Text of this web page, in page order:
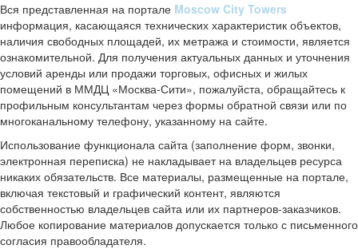
Вся представленная на портале Moscow City Towers
информация, касающаяся технических характеристик объектов,
наличия свободных площадей, их метража и стоимости, является
ознакомительной. Для получения актуальных данных и уточнения
условий аренды или продажи торговых, офисных и жилых
помещений в ММДЦ «Москва-Сити», пожалуйста, обращайтесь к
профильным консультантам через формы обратной связи или по
многоканальному телефону, указанному на сайте.
Использование функционала сайта (заполнение форм, звонки,
электронная переписка) не накладывает на владельцев ресурса
никаких обязательств. Все материалы, размещенные на портале,
включая текстовый и графический контент, являются
собственностью владельцев сайта или их партнеров-заказчиков.
Любое копирование материалов допускается только с письменного
согласия правообладателя.